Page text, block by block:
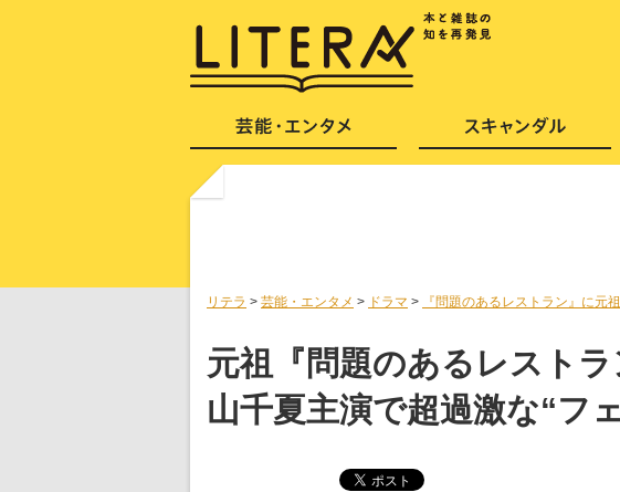
リテラ > 芸能・エンタメ > ドラマ > 『問題のあるレストラン』に元
元祖『問題のあるレスト
山千夏主演で超過激な“フ